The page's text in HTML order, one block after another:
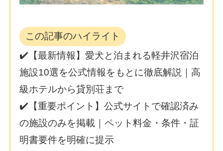
この記事のハイライト
✔️【最新情報】愛犬と泊まれる軽井沢宿泊
施設10選を公式情報をもとに徹底解説｜高
級ホテルから貸別荘まで
✔️【重要ポイント】公式サイトで確認済み
の施設のみを掲載｜ペット料金・条件・証
明書要件を明確に提示